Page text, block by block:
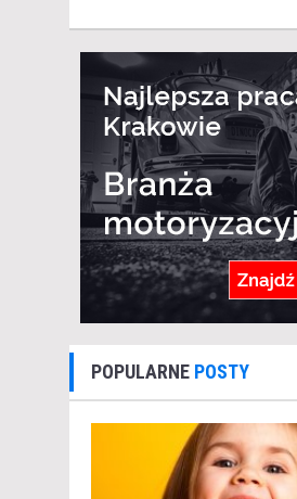
POPULARNE POSTY